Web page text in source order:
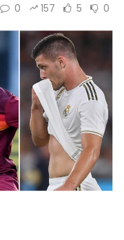
0 157 5 0